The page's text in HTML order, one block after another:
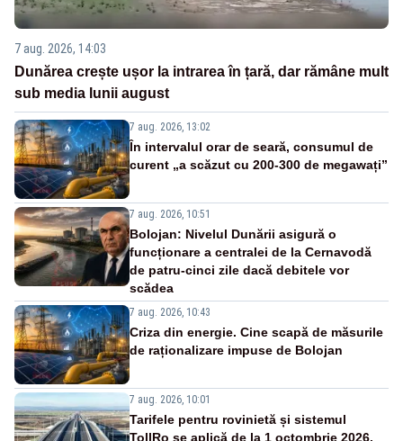
7 aug. 2026, 14:03
Dunărea crește ușor la intrarea în țară, dar rămâne mult
sub media lunii august
7 aug. 2026, 13:02
În intervalul orar de seară, consumul de
curent „a scăzut cu 200-300 de megawați”
7 aug. 2026, 10:51
Bolojan: Nivelul Dunării asigură o
funcționare a centralei de la Cernavodă
de patru-cinci zile dacă debitele vor
scădea
7 aug. 2026, 10:43
Criza din energie. Cine scapă de măsurile
de raționalizare impuse de Bolojan
7 aug. 2026, 10:01
Tarifele pentru rovinietă și sistemul
TollRo se aplică de la 1 octombrie 2026.